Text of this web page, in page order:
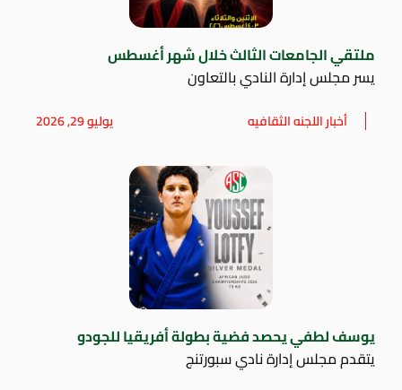
ملتقي الجامعات الثالث خلال شهر أغسطس
يسر مجلس إدارة النادي بالتعاون
أخبار اللجنه الثقافيه يوليو 29, 2026
يوسف لطفي يحصد فضية بطولة أفريقيا للجودو
يتقدم مجلس إدارة نادي سبورتنج